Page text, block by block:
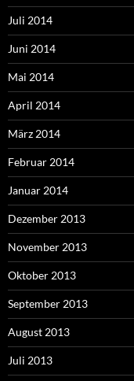
Juli 2014
Juni 2014
Mai 2014
April 2014
März 2014
Februar 2014
Januar 2014
Dezember 2013
November 2013
Oktober 2013
September 2013
August 2013
Juli 2013